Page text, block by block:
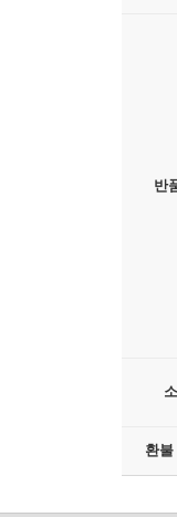
반
환